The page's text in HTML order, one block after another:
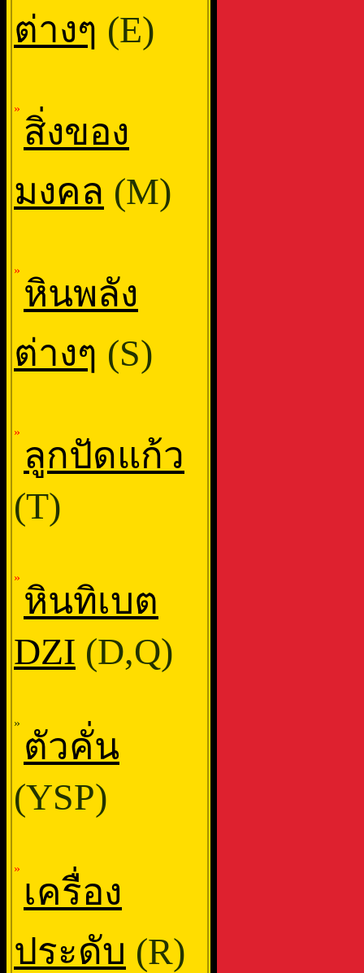
ต่างๆ (E)
»
สิ่งของ
มงคล (M)
»
หินพลัง
ต่างๆ (S)
»
ลูกปัดแก้ว
(T)
»
หินทิเบต
DZI (D,Q)
»
ตัวคั่น
(YSP)
»
เครื่อง
ประดับ (R)